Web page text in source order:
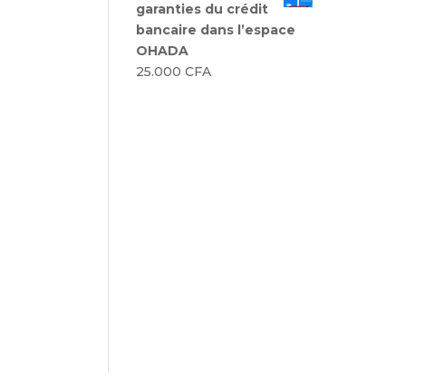
garanties du crédit
bancaire dans l’espace
OHADA
25.000CFA